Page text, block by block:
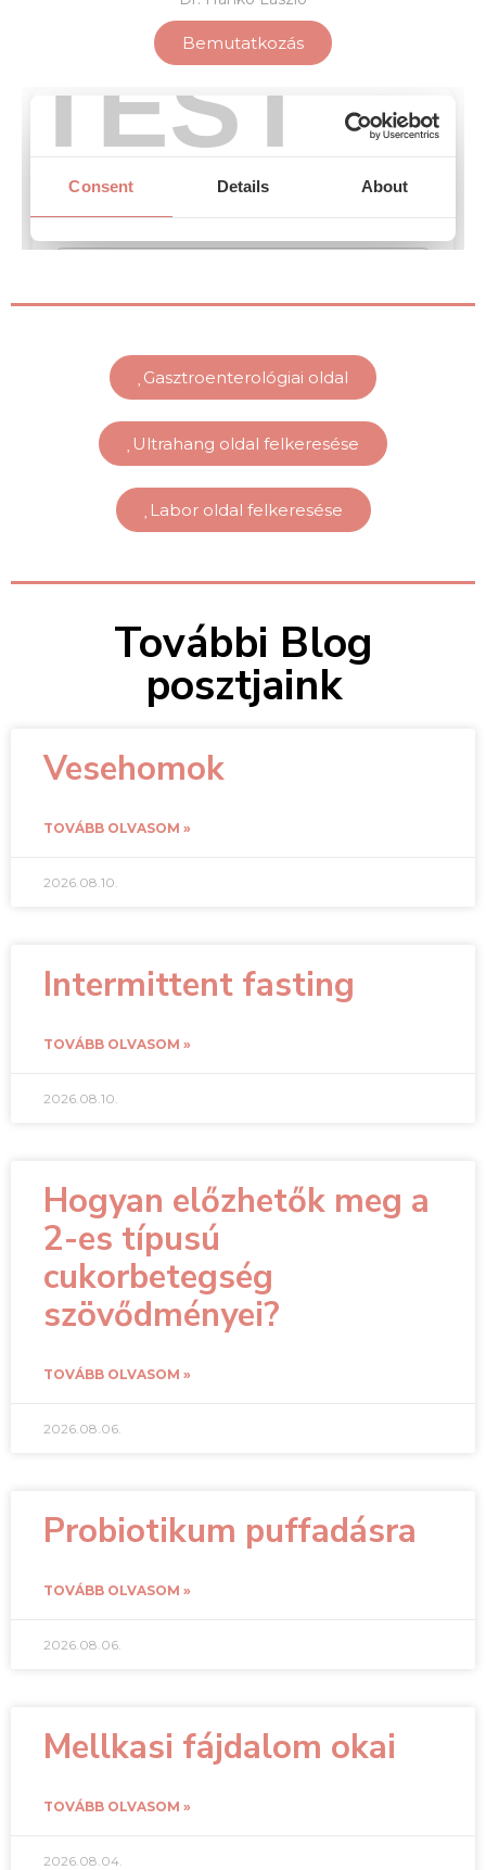
Bemutatkozás
Gasztroenterológiai oldal
Ultrahang oldal felkeresése
Labor oldal felkeresése
További Blog
posztjaink
Vesehomok
TOVÁBB OLVASOM »
2026.08.10.
Intermittent fasting
TOVÁBB OLVASOM »
2026.08.10.
Hogyan előzhetők meg a
2-es típusú
cukorbetegség
szövődményei?
TOVÁBB OLVASOM »
2026.08.06.
Probiotikum puffadásra
TOVÁBB OLVASOM »
2026.08.06.
Mellkasi fájdalom okai
TOVÁBB OLVASOM »
2026.08.04.